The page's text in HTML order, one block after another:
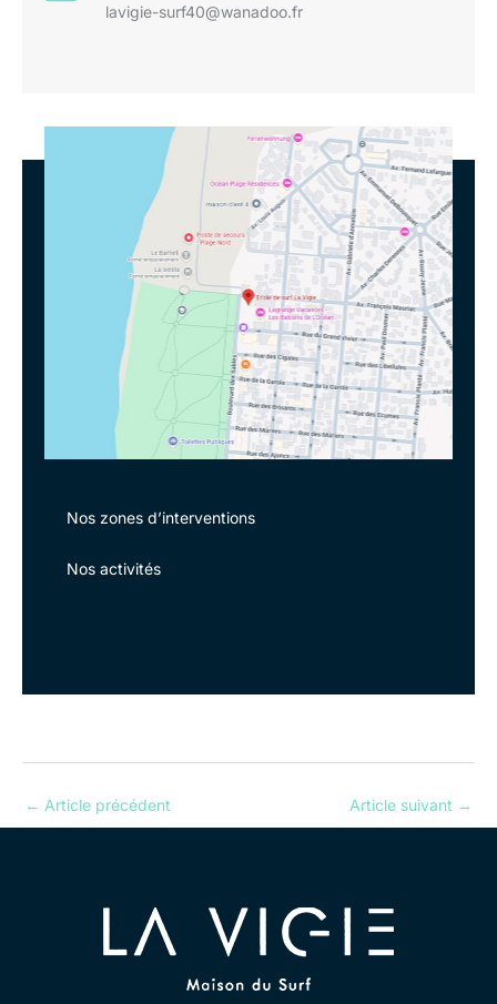
lavigie-surf40@wanadoo.fr
Nos zones d’interventions
Nos activités
← Article précédent Article suivant →